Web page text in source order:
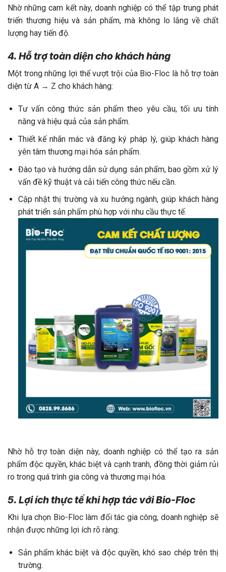
Nhờ những cam kết này, doanh nghiệp có thể tập trung phát
triển thương hiệu và sản phẩm, mà không lo lắng về chất
lượng hay tiến độ.
4. Hỗ trợ toàn diện cho khách hàng
Một trong những lợi thế vượt trội của Bio-Floc là hỗ trợ toàn
diện từ A → Z cho khách hàng:
Tư vấn công thức sản phẩm theo yêu cầu, tối ưu tính
năng và hiệu quả của sản phẩm.
Thiết kế nhãn mác và đăng ký pháp lý, giúp khách hàng
yên tâm thương mại hóa sản phẩm.
Đào tạo và hướng dẫn sử dụng sản phẩm, bao gồm xử lý
vấn đề kỹ thuật và cải tiến công thức nếu cần.
Cập nhật thị trường và xu hướng ngành, giúp khách hàng
phát triển sản phẩm phù hợp với nhu cầu thực tế.
Nhờ hỗ trợ toàn diện này, doanh nghiệp có thể tạo ra sản
phẩm độc quyền, khác biệt và cạnh tranh, đồng thời giảm rủi
ro trong quá trình gia công và thương mại hóa.
5. Lợi ích thực tế khi hợp tác với Bio-Floc
Khi lựa chọn Bio-Floc làm đối tác gia công, doanh nghiệp sẽ
nhận được những lợi ích rõ ràng:
Sản phẩm khác biệt và độc quyền, khó sao chép trên thị
trường.